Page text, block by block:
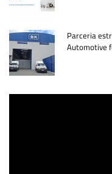
Parceria
Automotive